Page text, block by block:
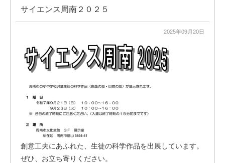
サイエンス周南２０２５
2025年09月20日
創意工夫にあふれた、生徒の科学作品を出展しています。
ぜひ、お立ち寄りください。